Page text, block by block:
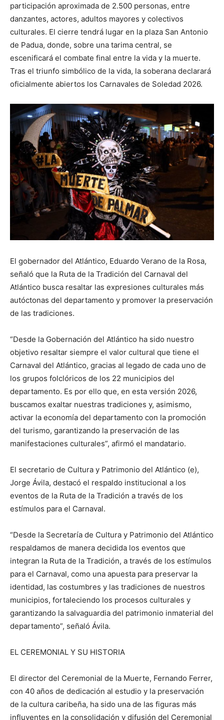
participación aproximada de 2.500 personas, entre
danzantes, actores, adultos mayores y colectivos
culturales. El cierre tendrá lugar en la plaza San Antonio
de Padua, donde, sobre una tarima central, se
escenificará el combate final entre la vida y la muerte.
Tras el triunfo simbólico de la vida, la soberana declarará
oficialmente abiertos los Carnavales de Soledad 2026.
El gobernador del Atlántico, Eduardo Verano de la Rosa,
señaló que la Ruta de la Tradición del Carnaval del
Atlántico busca resaltar las expresiones culturales más
autóctonas del departamento y promover la preservación
de las tradiciones.
“Desde la Gobernación del Atlántico ha sido nuestro
objetivo resaltar siempre el valor cultural que tiene el
Carnaval del Atlántico, gracias al legado de cada uno de
los grupos folclóricos de los 22 municipios del
departamento. Es por ello que, en esta versión 2026,
buscamos exaltar nuestras tradiciones y, asimismo,
activar la economía del departamento con la promoción
del turismo, garantizando la preservación de las
manifestaciones culturales”, afirmó el mandatario.
El secretario de Cultura y Patrimonio del Atlántico (e),
Jorge Ávila, destacó el respaldo institucional a los
eventos de la Ruta de la Tradición a través de los
estímulos para el Carnaval.
“Desde la Secretaría de Cultura y Patrimonio del Atlántico
respaldamos de manera decidida los eventos que
integran la Ruta de la Tradición, a través de los estímulos
para el Carnaval, como una apuesta para preservar la
identidad, las costumbres y las tradiciones de nuestros
municipios, fortaleciendo los procesos culturales y
garantizando la salvaguardia del patrimonio inmaterial del
departamento”, señaló Ávila.
EL CEREMONIAL Y SU HISTORIA
El director del Ceremonial de la Muerte, Fernando Ferrer,
con 40 años de dedicación al estudio y la preservación
de la cultura caribeña, ha sido una de las figuras más
influyentes en la consolidación y difusión del Ceremonial